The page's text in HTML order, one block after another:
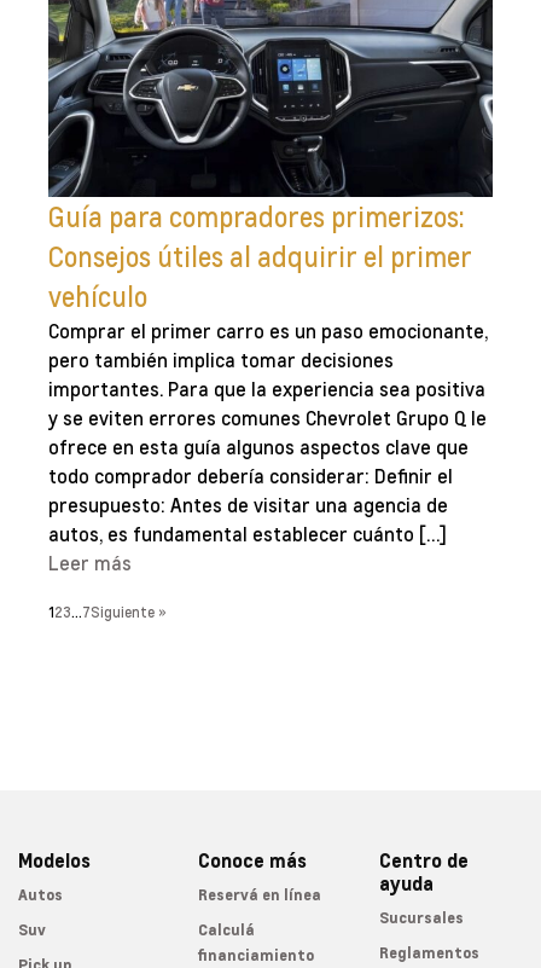
Guía para compradores primerizos:
Consejos útiles al adquirir el primer
vehículo
Comprar el primer carro es un paso emocionante,
pero también implica tomar decisiones
importantes. Para que la experiencia sea positiva
y se eviten errores comunes Chevrolet Grupo Q le
ofrece en esta guía algunos aspectos clave que
todo comprador debería considerar: Definir el
presupuesto: Antes de visitar una agencia de
autos, es fundamental establecer cuánto […]
Leer más
123…7Siguiente »
Modelos
Autos
Suv
Pick up
Conoce más
Reservá en línea
Calculá
financiamiento
Centro de
ayuda
Sucursales
Reglamentos